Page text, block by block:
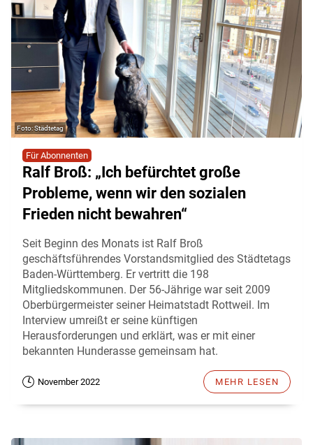
Städtetag
Für Abonnenten
Ralf Broß: „Ich befürchtet große
Probleme, wenn wir den sozialen
Frieden nicht bewahren“
Seit Beginn des Monats ist Ralf Broß
geschäftsführendes Vorstandsmitglied des Städtetags
Baden-Württemberg. Er vertritt die 198
Mitgliedskommunen. Der 56-Jährige war seit 2009
Oberbürgermeister seiner Heimatstadt Rottweil. Im
Interview umreißt er seine künftigen
Herausforderungen und erklärt, was er mit einer
bekannten Hunderasse gemeinsam hat.
November 2022 MEHR LESEN